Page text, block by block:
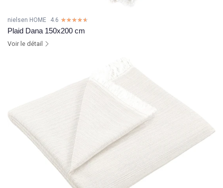
nielsen HOME 4.6 ☆☆☆☆☆
★★★★★
Plaid Dana 150x200 cm
Voir le détail